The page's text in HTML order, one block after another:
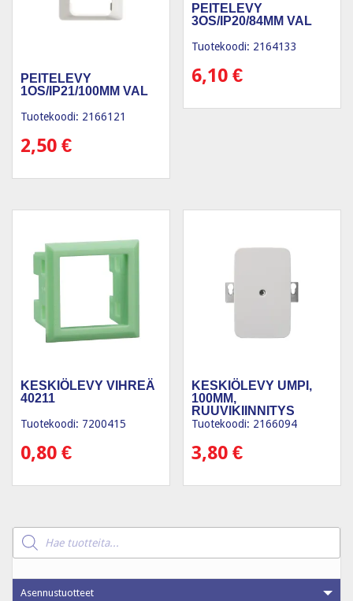
PEITELEVY
1OS/IP21/100MM VAL
Tuotekoodi: 2166121
2,50 €
PEITELEVY
3OS/IP20/84MM VAL
Tuotekoodi: 2164133
6,10€
KESKIÖLEVY VIHREÄ
40211
Tuotekoodi: 7200415
0,80 €
KESKIÖLEVY UMPI,
100MM,
RUUVIKIINNITYS
Tuotekoodi: 2166094
3,80€
Products
search
Asennustuotteet